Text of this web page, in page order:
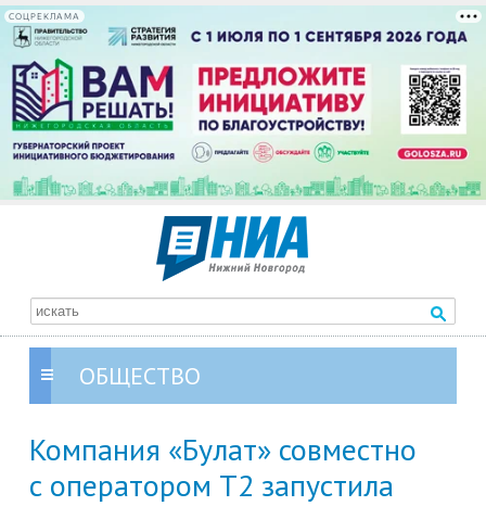
СОЦРЕКЛАМА
ОБЩЕСТВО
Компания «Булат» совместно
с оператором Т2 запустила